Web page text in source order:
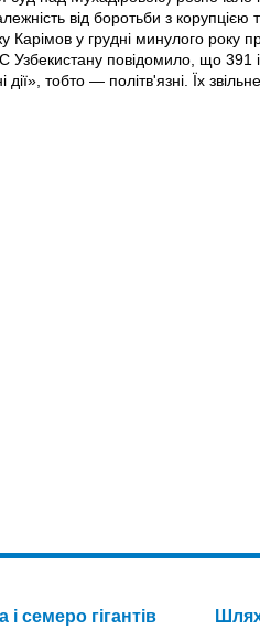
від боротьби з корупцією
Карімов у грудні минулого року
Узбекистану повідомило, що
дії», тобто — політв'язні. Їх
і семеро гігантів